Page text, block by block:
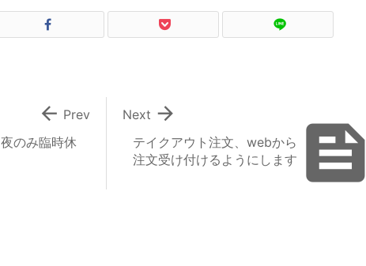

テイクアウト注文、webから
注文受け付けるようにします

Next
のみ臨時休
 Prev